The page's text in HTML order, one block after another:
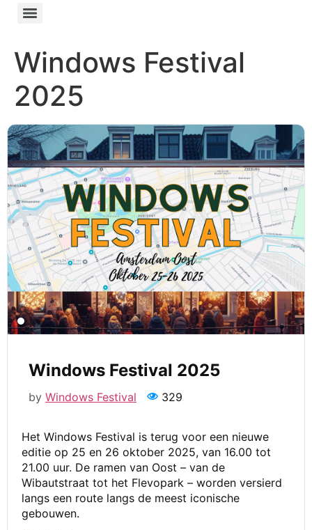
Windows Festival
2025
Windows Festival 2025
by Windows Festival 329
Het Windows Festival is terug voor een nieuwe
editie op 25 en 26 oktober 2025, van 16.00 tot
21.00 uur. De ramen van Oost – van de
Wibautstraat tot het Flevopark – worden versierd
langs een route langs de meest iconische
gebouwen.